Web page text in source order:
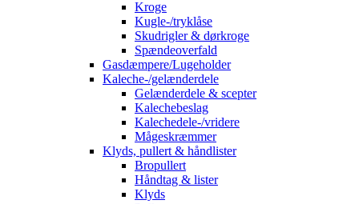
Kroge
Kugle-/tryklåse
Skudrigler & dørkroge
Spændeoverfald
Gasdæmpere/Lugeholder
Kaleche-/gelænderdele
Gelænderdele & scepter
Kalechebeslag
Kalechedele-/vridere
Mågeskræmmer
Klyds, pullert & håndlister
Bropullert
Håndtag & lister
Klyds